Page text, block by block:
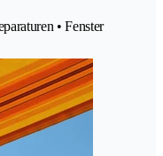
• Fenster